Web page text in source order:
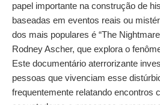
papel importante na construção de
baseadas em eventos reais ou
dos mais populares é “The
Rodney Ascher, que explora o
Este documentário aterrorizante
pessoas que vivenciam esse
frequentemente relatando encontros